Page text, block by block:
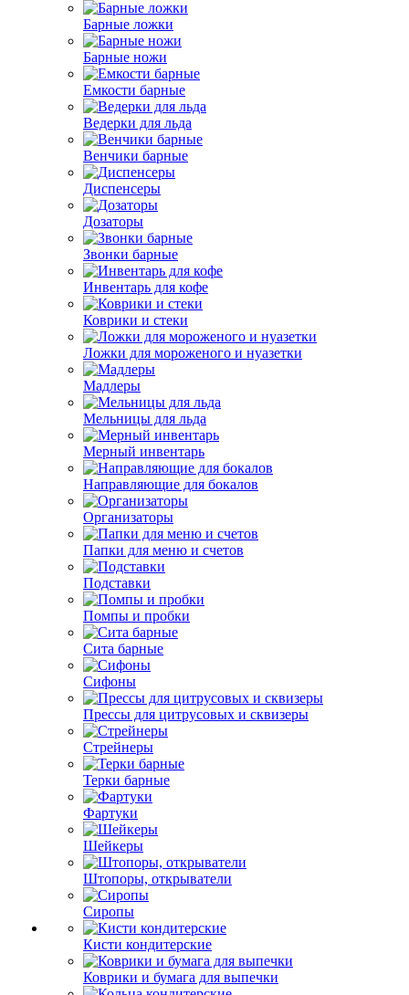
Барные ложки
Барные ножи
Емкости барные
Ведерки для льда
Венчики барные
Диспенсеры
Дозаторы
Звонки барные
Инвентарь для кофе
Коврики и стеки
Ложки для мороженого и нуазетки
Мадлеры
Мельницы для льда
Мерный инвентарь
Направляющие для бокалов
Организаторы
Папки для меню и счетов
Подставки
Помпы и пробки
Сита барные
Сифоны
Прессы для цитрусовых и сквизеры
Стрейнеры
Терки барные
Фартуки
Шейкеры
Штопоры, открыватели
Сиропы
Кисти кондитерские
Коврики и бумага для выпечки